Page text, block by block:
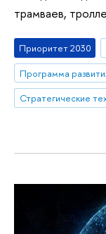
трамваев,
Приоритет 2030
Программа